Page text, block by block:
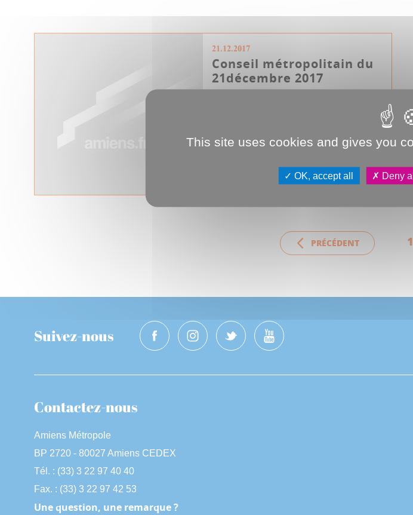
21.12.2017
Conseil métropolitain du
21décembre 2017
Conseil métropolitain
PRÉCÉDENT 1
Suivez-nous
Contactez-nous
Amiens Métropole
BP 2720 - 80027 Amiens CEDEX
Tél. : (33) 3 22 97 40 40
Fax. : (33) 3 22 97 42 53
Une question, une remarque ?
This site uses cookies and gives you
OK, accept all Deny